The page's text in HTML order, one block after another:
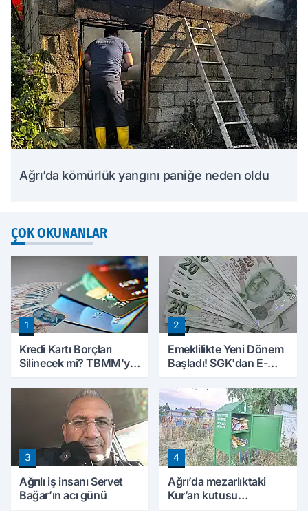
Ağrı’da kömürlük yangını paniğe neden oldu
ÇOK OKUNANLAR
1
Kredi Kartı Borçları
Silinecek mi? TBMM'ye
Ayrıntıları Belli Oldu
2
Emeklilikte Yeni Dönem
Başladı! SGK'dan E-
3
Ağrılı iş insanı Servet
Bağar’ın acı günü
4
Ağrı’da mezarlıktaki
Kur’an kutusu